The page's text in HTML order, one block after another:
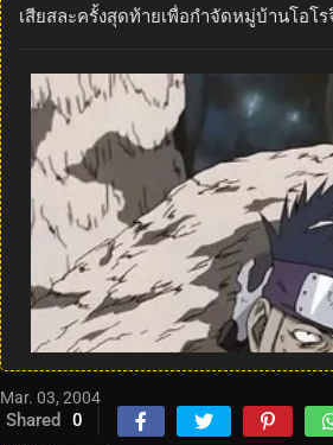
เสียสละครั้งสุดท้ายเพื่อกำจัดหมู่บ้านโอโร
Mar. 03, 2004
Shared 0